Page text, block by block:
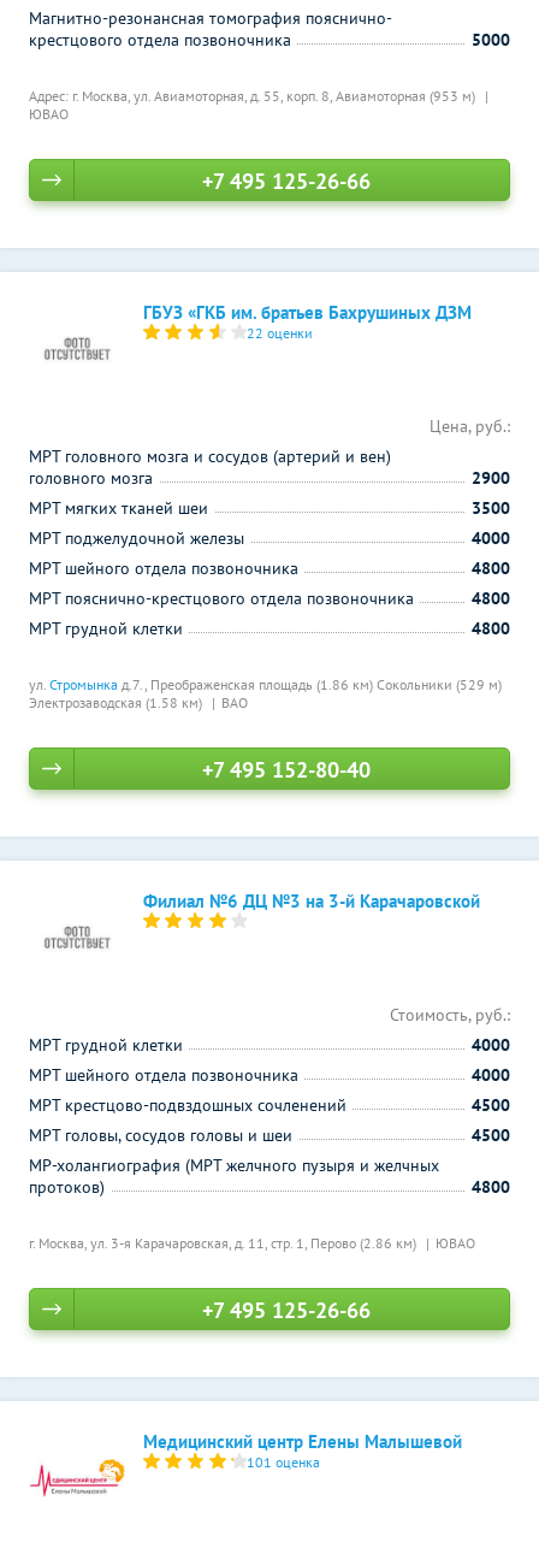
Адрес: г. Москва, ул. Авиамоторная, д. 55, корп. 8, Авиамоторная (953 м)
ЮВАО
Магнитно-резонансная томография пояснично-
крестцового отдела позвоночника
5000
+7 495 125-26-66
ГБУЗ «ГКБ им. братьев Бахрушиных ДЗМ
22 оценки
ул. Стромынка д.7., Преображенская площадь (1.86 км) Сокольники (529 м)
Электрозаводская (1.58 км)
ВАО
Цена, руб.:
МРТ головного мозга и сосудов (артерий и вен)
головного мозга
2900
МРТ мягких тканей шеи
3500
МРТ поджелудочной железы
4000
МРТ шейного отдела позвоночника
4800
МРТ пояснично-крестцового отдела позвоночника
4800
МРТ грудной клетки
4800
+7 495 152-80-40
Филиал №6 ДЦ №3 на 3-й Карачаровской
г. Москва, ул. 3-я Карачаровская, д. 11, стр. 1, Перово (2.86 км) ЮВАО
Стоимость, руб.:
МРТ грудной клетки
4000
МРТ шейного отдела позвоночника
4000
МРТ крестцово-подвздошных сочленений
4500
МРТ головы, сосудов головы и шеи
4500
МР-холангиография (МРТ желчного пузыря и желчных
протоков)
4800
+7 495 125-26-66
Медицинский центр Елены Малышевой
101 оценка